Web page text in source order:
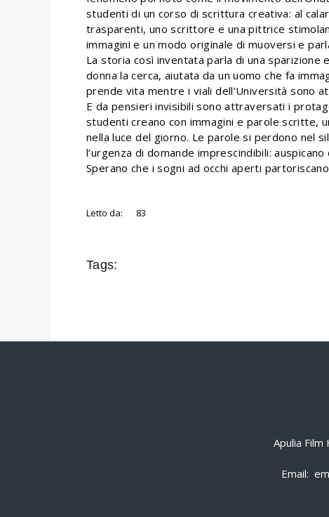
studenti di un corso di scrittura creativa: al
trasparenti, uno scrittore e una pittrice
immagini e un modo originale di muoversi e
La storia così inventata parla di una sparizione
donna la cerca, aiutata da un uomo che fa
prende vita mentre i viali dell’Università sono
E da pensieri invisibili sono attraversati i
studenti creano con immagini e parole scritte,
nella luce del giorno. Le parole si perdono nel
l’urgenza di domande imprescindibili:
Sperano che i sogni ad occhi aperti
Letto da: 83
Tags:
Apulia
Email: